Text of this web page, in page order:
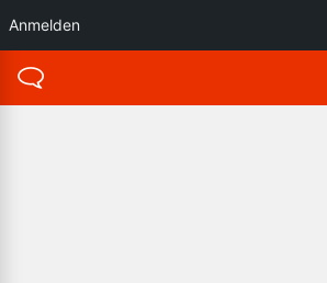
Anmelden